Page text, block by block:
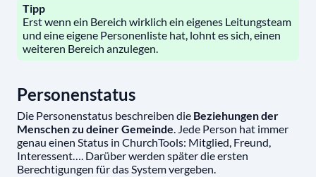
Tipp
Erst wenn ein Bereich wirklich ein eigenes Leitungsteam
und eine eigene Personenliste hat, lohnt es sich, einen
weiteren Bereich anzulegen.
Personenstatus
Die Personenstatus beschreiben die Beziehungen der
Menschen zu deiner Gemeinde. Jede Person hat immer
genau einen Status in ChurchTools: Mitglied, Freund,
Interessent…. Darüber werden später die ersten
Berechtigungen für das System vergeben.